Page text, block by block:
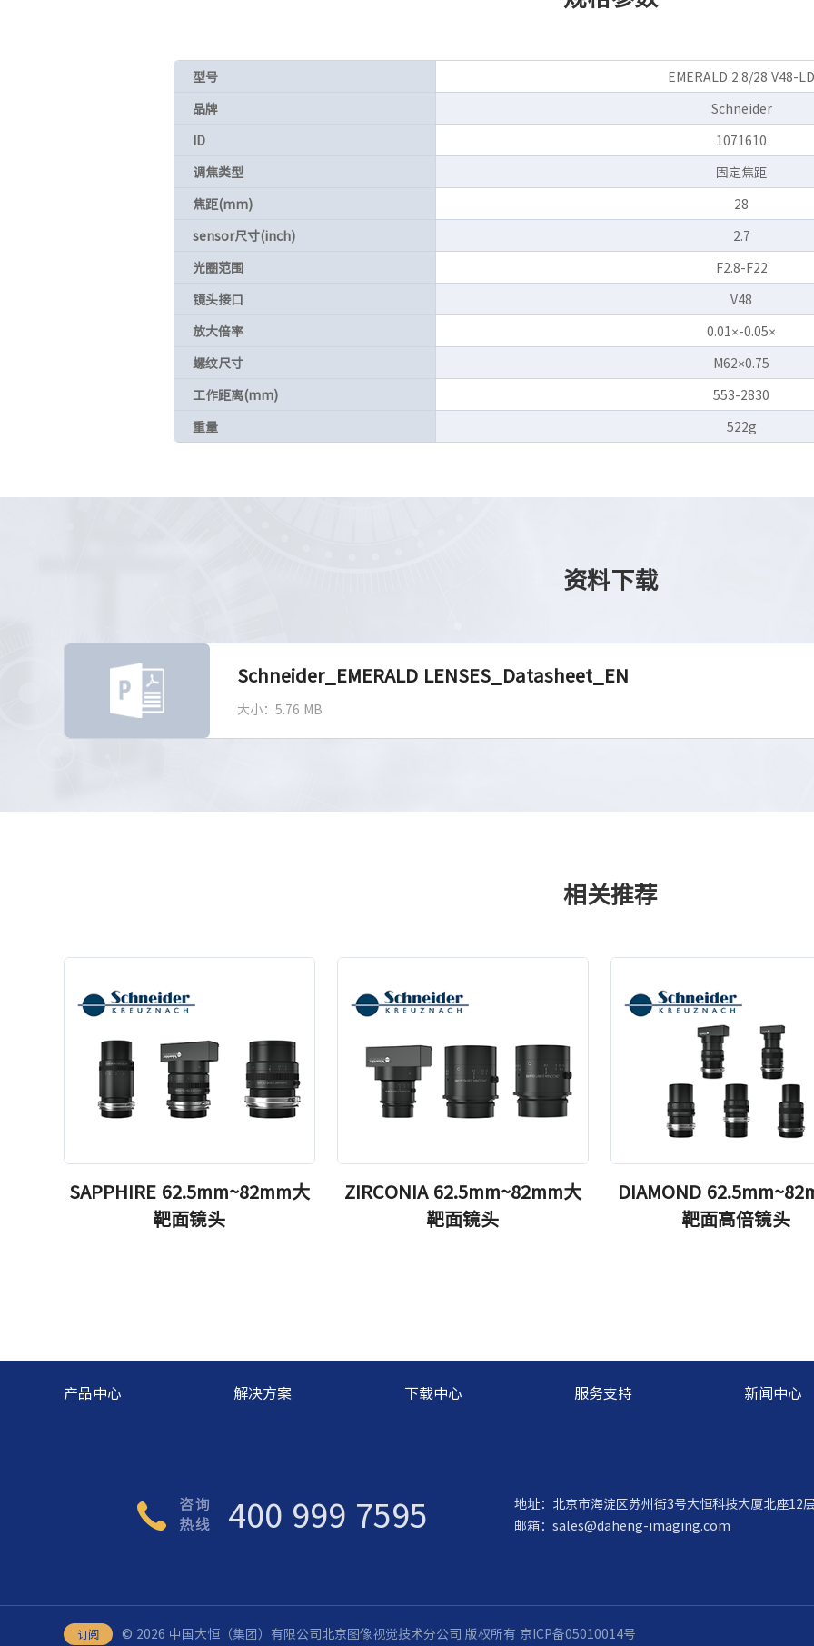
型号
EMERALD 2.8/28 V48-LD
品牌
Schneider
ID
1071610
调焦类型
固定焦距
焦距(mm)
28
sensor尺寸(inch)
2.7
光圈范围
F2.8-F22
镜头接口
V48
放大倍率
0.01×-0.05×
螺纹尺寸
M62×0.75
工作距离(mm)
553-2830
重量
522g
资料下载
Schneider_EMERALD LENSES_Datasheet_EN
大小：5.76 MB
相关推荐
SAPPHIRE 62.5mm~82mm大
靶面镜头
ZIRCONIA 62.5mm~82mm大
靶面镜头
DIAMOND
靶面高倍镜头
产品中心 解决方案 下载中心 服务支持 新闻中心
400 999 7595
地址：北京市海淀区苏州街3号大恒科技大厦北座12
邮箱：sales@daheng-imaging.com
订阅 ©️ 2026 中国大恒（集团）有限公司北京图像视觉技术分公司 版权所有 京ICP备05010014号